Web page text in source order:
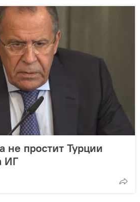
не простит Турции
ИГ